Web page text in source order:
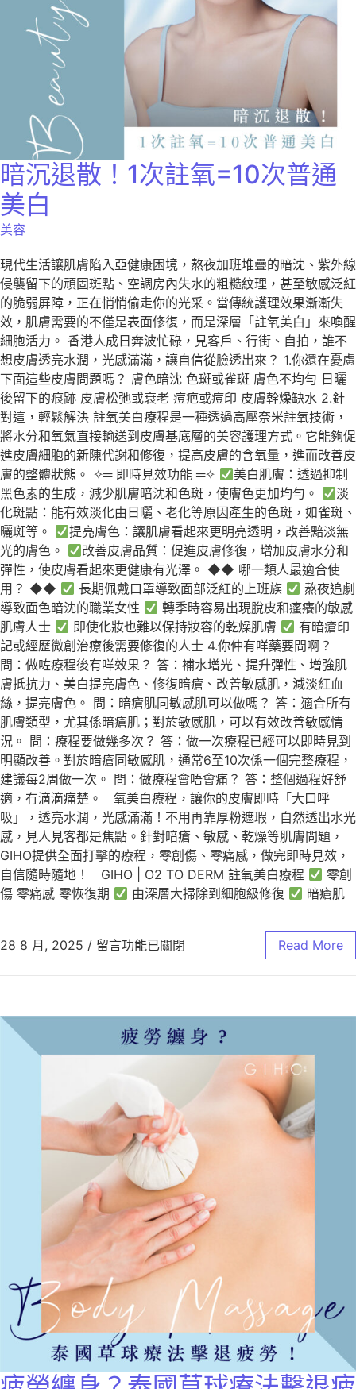
暗沉退散！1次註氧=10次普通
美白
美容
現代生活讓肌膚陷入亞健康困境，熬夜加班堆疊的暗沈、紫外線
侵襲留下的頑固斑點、空調房內失水的粗糙紋理，甚至敏感泛紅
的脆弱屏障，正在悄悄偷走你的光采。當傳統護理效果漸漸失
效，肌膚需要的不僅是表面修復，而是深層「註氧美白」來喚醒
細胞活力。 香港人成日奔波忙碌，見客戶、行街、自拍，誰不
想皮膚透亮水潤，光感滿滿，讓自信從臉透出來？ 1.你還在憂慮
下面這些皮膚問題嗎？ 膚色暗沈 色斑或雀斑 膚色不均勻 日曬
後留下的痕跡 皮膚松弛或衰老 痘疤或痘印 皮膚幹燥缺水 2.針
對這，輕鬆解決 註氧美白療程是一種透過高壓奈米註氧技術，
將水分和氧氣直接輸送到皮膚基底層的美容護理方式。它能夠促
進皮膚細胞的新陳代謝和修復，提高皮膚的含氧量，進而改善皮
膚的整體狀態。 ✧═ 即時見效功能 ═✧
美白肌膚：透過抑制
黑色素的生成，減少肌膚暗沈和色斑，使膚色更加均勻。
淡
化斑點：能有效淡化由日曬、老化等原因產生的色斑，如雀斑、
曬斑等。
提亮膚色：讓肌膚看起來更明亮透明，改善黯淡無
光的膚色。
改善皮膚品質：促進皮膚修復，增加皮膚水分和
彈性，使皮膚看起來更健康有光澤。 ◆◆ 哪一類人最適合使
用？ ◆◆
長期佩戴口罩導致面部泛紅的上班族
熬夜追劇
導致面色暗沈的職業女性
轉季時容易出現脫皮和瘙癢的敏感
肌膚人士
即使化妝也難以保持妝容的乾燥肌膚
有暗瘡印
記或經歷微創治療後需要修復的人士 4.你仲有咩藥要問啊？
問：做咗療程後有咩效果？ 答：補水增光、提升彈性、增強肌
膚抵抗力、美白提亮膚色、修復暗瘡、改善敏感肌，減淡紅血
絲，提亮膚色。 問：暗瘡肌同敏感肌可以做嗎？ 答：適合所有
肌膚類型，尤其係暗瘡肌；對於敏感肌，可以有效改善敏感情
況。 問：療程要做幾多次？ 答：做一次療程已經可以即時見到
明顯改善。對於暗瘡同敏感肌，通常6至10次係一個完整療程，
建議每2周做一次。 問：做療程會唔會痛？ 答：整個過程好舒
適，冇滴滴痛楚。 氧美白療程，讓你的皮膚即時「大口呼
吸」，透亮水潤，光感滿滿！不用再靠厚粉遮瑕，自然透出水光
感，見人見客都是焦點。針對暗瘡、敏感、乾燥等肌膚問題，
GIHO提供全面打擊的療程，零創傷、零痛感，做完即時見效，
自信隨時隨地！ GIHO | O2 TO DERM 註氧美白療程
零創
傷 零痛感 零恢復期
由深層大掃除到細胞級修復 暗瘡肌
28 8 月, 2025 / 留言功能已關閉 Read More